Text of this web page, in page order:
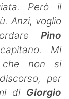
Però il
Anzi, voglio
Pino
Mi
che non si
per
di Giorgio